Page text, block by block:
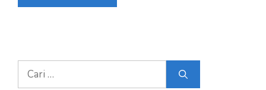
Cari
untuk: